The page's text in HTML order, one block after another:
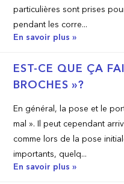
particulières sont prises
pendant les corre...
En savoir plus »
EST-CE QUE ÇA
BROCHES »?
En général, la pose et le
mal ». Il peut cependant
comme lors de la pose
importants, quelq...
En savoir plus »